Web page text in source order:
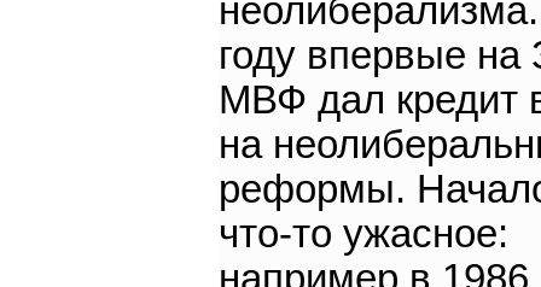
году впервые на
МВФ дал кредит
на
реформы.
что-то ужасное: